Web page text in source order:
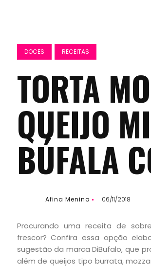
DOCES RECEITAS
TORTA
QUEIJO
BÚFALA
Afina Menina 06/11/2018
Procurando uma receita de
frescor? Confira essa opção
sugestão da marca DiBufalo, que
além de queijos tipo burrata,